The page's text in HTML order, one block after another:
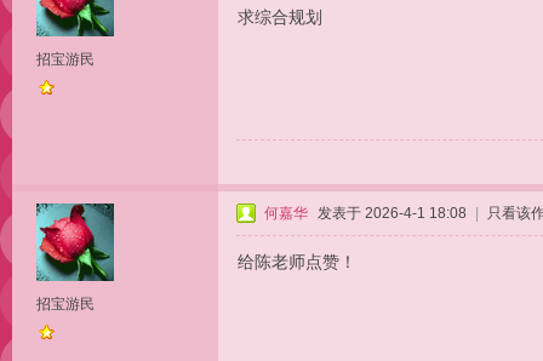
招宝游民
求综合规划
招宝游民
何嘉华 发表于 2026-4-1 18:08 只看该
给陈老师点赞！